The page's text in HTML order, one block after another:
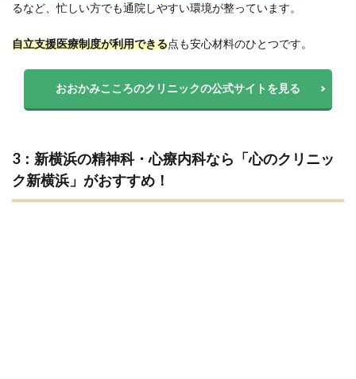
るなど、忙しい方でも通院しやすい環境が整っています。
自立支援医療制度が利用できる点も安心材料のひとつです。
おおかみこころのクリニックの公式サイトを見る
3：新横浜の精神科・心療内科なら「心のクリニッ
ク新横浜」がおすすめ！